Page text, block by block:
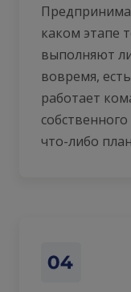
каком этапе
выполняют
вовремя,
работает
что-либо